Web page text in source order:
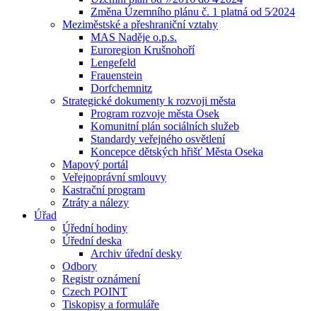
Změna Územního plánu č. 1 platná od 5⁄2024
Meziměstské a přeshraniční vztahy
MAS Naděje o.p.s.
Euroregion Krušnohoří
Lengefeld
Frauenstein
Dorfchemnitz
Strategické dokumenty k rozvoji města
Program rozvoje města Osek
Komunitní plán sociálních služeb
Standardy veřejného osvětlení
Koncepce dětských hřišť Města Oseka
Mapový portál
Veřejnoprávní smlouvy
Kastrační program
Ztráty a nálezy
Úřad
Úřední hodiny
Úřední deska
Archiv úřední desky
Odbory
Registr oznámení
Czech POINT
Tiskopisy a formuláře